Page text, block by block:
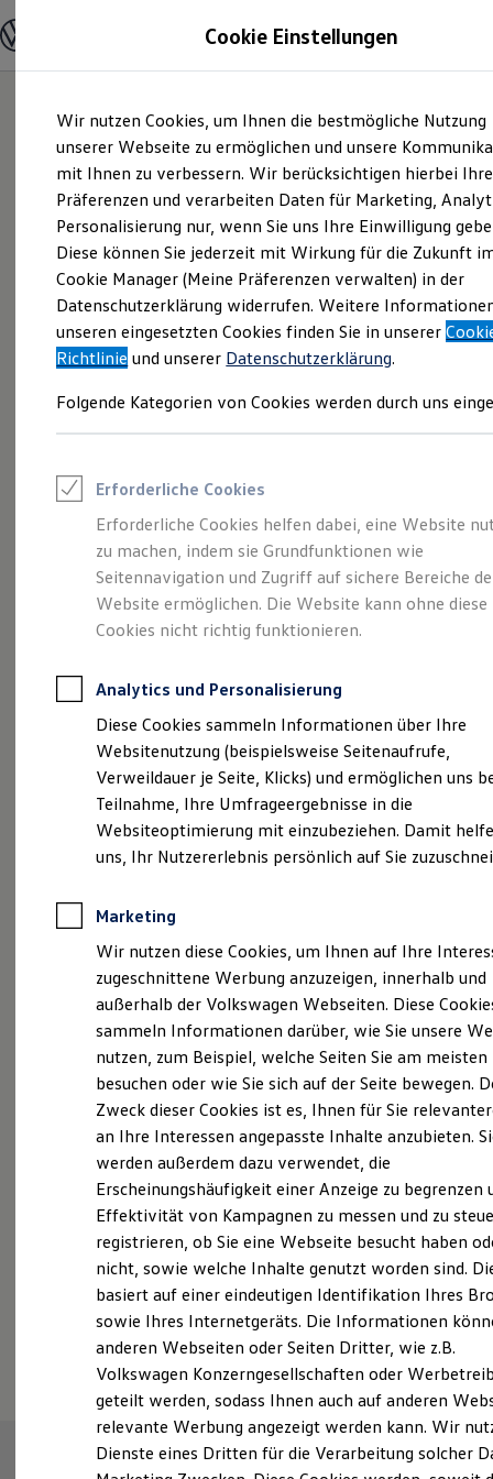
Hauptinhalt
springen
Footer
springen
Modelle und Konfigurator
Modelle vergleichen
Elektroautos
ENERGY Sondermodelle
Nutzfahrzeuge
SUV und CUV
Familienautos
Kombis
Kompaktwagen
Sportwagen
Schnell verfügbare Fahrzeuge
Angebote und Produkte
Aktuelle Angebote
E-Auto-Förderung
Volkswagen Marktplatz
Junge Gebrauchtwagen und Gebrauchtwagen
Saisonangebote
Leasing
Leasing-Angebote
Gebrauchtwagen Leasing
Junge Gebrauchtwagen-Leasing
Elektroauto Leasing
Kleinwagen-Leasing
Leasing ohne Anzahlung
Autokredit mit Schlussrate
Versicherungen und Garantien
Kfz-Versicherung
Restschuldversicherungen
Garantien
Wartungsverträge
Geschäftskunden
Professional Class bei Volkswagen
Großkunden
Behörden
Anpfiff zum Gewinn
Elektroautos
ID. Tutorials
Elektrofahrzeugkonzepte
Reichweite
Reichweite der ID. Modelle
Reichweite im Winter
Laden
Laden unterwegs
Laden Zuhause
Ladezeitensimulator
Batterie
Sicherheit
Garantie und Lebensdauer
Nachhaltigkeit
Technologie
Kosten und Kauf
Verbrauchskosten
Kaufoptionen
E-Auto-Förderung
Software und Konnektivität
Die ID. Software 6
ID. Software Versionen und Updates
Digitale Extras
Schnittstellen zu Ihrem ID.
Ihr Begleiter für Alltag
und Freizeit. Der T-
Cross.
Impressum & Rechtliches)
Probefahrt vereinbaren
Fahrzeugangebot anfordern
Serviceanfrage stellen
Cookie Einstellungen
Wir nutzen Cookies, um Ihnen die bestmögliche Nutzung
unserer Webseite zu ermöglichen und unsere
mit Ihnen zu verbessern. Wir berücksichtigen hierbei Ihre
Präferenzen und verarbeiten Daten für Marketing,
Personalisierung nur, wenn Sie uns Ihre Einwilligung
Diese können Sie jederzeit mit Wirkung für die Zukunft
Cookie Manager (Meine Präferenzen verwalten) in der
Datenschutzerklärung widerrufen. Weitere
unseren eingesetzten Cookies finden Sie in unserer
Richtlinie und unserer Datenschutzerklärung.
Folgende Kategorien von Cookies werden durch uns
Erforderliche Cookies
Erforderliche Cookies helfen dabei, eine Website
zu machen, indem sie Grundfunktionen wie
Seitennavigation und Zugriff auf sichere Bereiche
Website ermöglichen. Die Website kann ohne diese
Cookies nicht richtig funktionieren.
Analytics und Personalisierung
Diese Cookies sammeln Informationen über Ihre
Websitenutzung (beispielsweise Seitenaufrufe,
Verweildauer je Seite, Klicks) und ermöglichen uns
Teilnahme, Ihre Umfrageergebnisse in die
Websiteoptimierung mit einzubeziehen. Damit
uns, Ihr Nutzererlebnis persönlich auf Sie
Marketing
Wir nutzen diese Cookies, um Ihnen auf Ihre
zugeschnittene Werbung anzuzeigen, innerhalb und
außerhalb der Volkswagen Webseiten. Diese
sammeln Informationen darüber, wie Sie unsere
nutzen, zum Beispiel, welche Seiten Sie am meisten
besuchen oder wie Sie sich auf der Seite bewegen.
Zweck dieser Cookies ist es, Ihnen für Sie
an Ihre Interessen angepasste Inhalte anzubieten.
werden außerdem dazu verwendet, die
Erscheinungshäufigkeit einer Anzeige zu begrenzen
Effektivität von Kampagnen zu messen und zu
registrieren, ob Sie eine Webseite besucht haben
nicht, sowie welche Inhalte genutzt worden sind.
basiert auf einer eindeutigen Identifikation Ihres
sowie Ihres Internetgeräts. Die Informationen
anderen Webseiten oder Seiten Dritter, wie z.B.
Volkswagen Konzerngesellschaften oder
geteilt werden, sodass Ihnen auch auf anderen
relevante Werbung angezeigt werden kann. Wir
Dienste eines Dritten für die Verarbeitung solcher